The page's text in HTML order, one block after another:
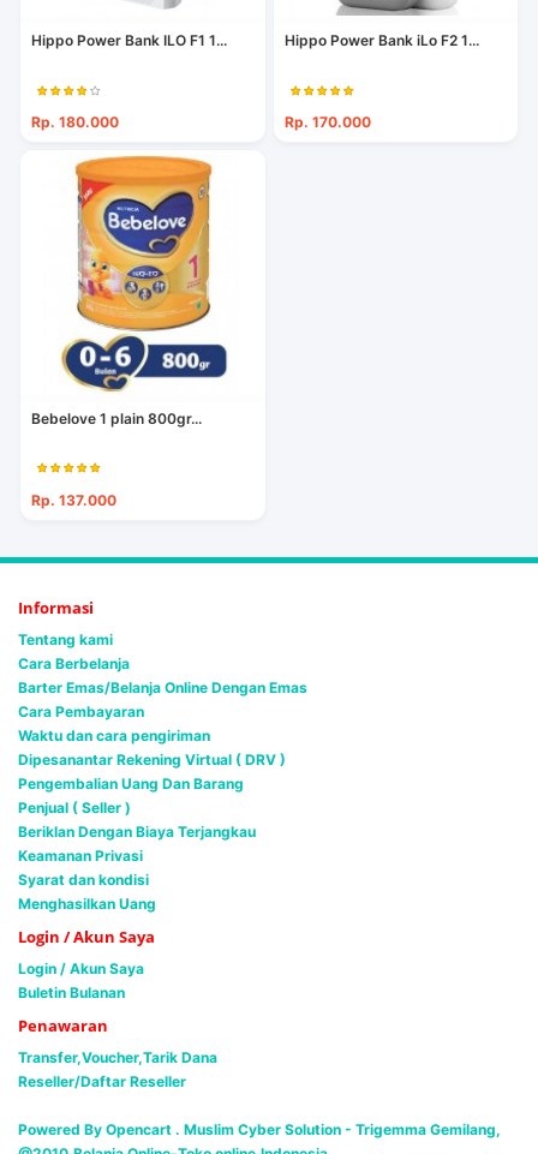
Hippo Power Bank ILO F1 1...
Rp. 180.000
Hippo Power Bank iLo F2 1...
Rp. 170.000
Bebelove 1 plain 800gr...
Rp. 137.000
Informasi
Tentang kami
Cara Berbelanja
Barter Emas/Belanja Online Dengan Emas
Cara Pembayaran
Waktu dan cara pengiriman
Dipesanantar Rekening Virtual ( DRV )
Pengembalian Uang Dan Barang
Penjual ( Seller )
Beriklan Dengan Biaya Terjangkau
Keamanan Privasi
Syarat dan kondisi
Menghasilkan Uang
Login / Akun Saya
Login / Akun Saya
Buletin Bulanan
Penawaran
Transfer,Voucher,Tarik Dana
Reseller/Daftar Reseller
Powered By Opencart . Muslim Cyber Solution - Trigemma Gemilang,